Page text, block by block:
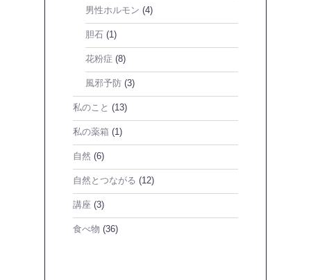
男性ホルモン (4)
胆石 (1)
花粉症 (8)
風邪予防 (3)
私のこと (13)
私の薬箱 (1)
自然 (6)
自然とつながる (12)
講座 (3)
食べ物 (36)